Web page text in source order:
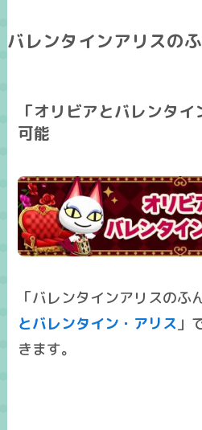
バレンタインアリスの
「オリビアとバレンタ
可能
「バレンタインアリスのふ
とバレンタイン・アリス 」
きます。